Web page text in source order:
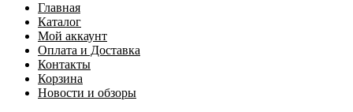
Главная
Каталог
Мой аккаунт
Оплата и Доставка
Контакты
Корзина
Новости и обзоры